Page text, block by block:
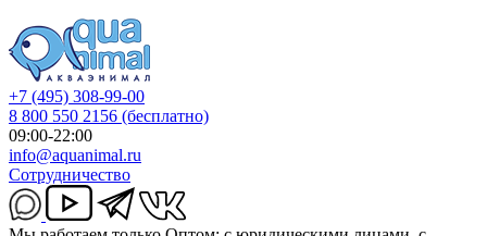
+7 (495) 308-99-00
8 800 550 2156 (бесплатно)
09:00-22:00
info@aquanimal.ru
Сотрудничество